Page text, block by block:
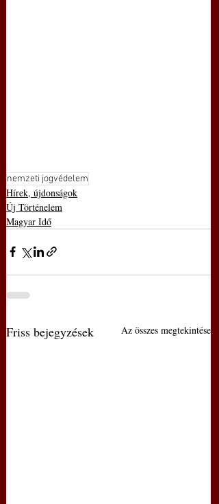
nemzeti jogvédelem
Hírek, újdonságok
Új Történelem
Magyar Idő
Friss bejegyzések Az összes megtekintése